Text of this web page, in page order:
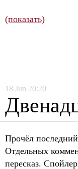
(показать)
18 Jun 20:20
Прочёл
Отдельных
пересказ.